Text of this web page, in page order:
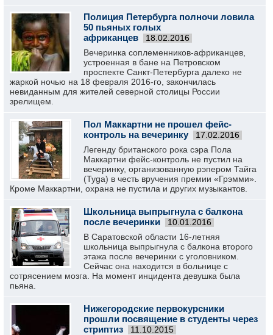
Полиция Петербурга полночи ловила
50 пьяных голых
африканцев
18.02.2016
Вечеринка соплеменников-африканцев,
устроенная в бане на Петровском
проспекте Санкт-Петербурга далеко не
жаркой ночью на 18 февраля 2016-го, закончилась
невиданным для жителей северной столицы России
зрелищем.
Пол Маккартни не прошел фейс-
контроль на вечеринку
17.02.2016
Легенду британского рока сэра Пола
Маккартни фейс-контроль не пустил на
вечеринку, организованную рэпером Тайга
(Tyga) в честь вручения премии «Грэмми».
Кроме Маккартни, охрана не пустила и других музыкантов.
Школьница выпрыгнула с балкона
после вечеринки
10.01.2016
В Саратовской области 16-летняя
школьница выпрыгнула с балкона второго
этажа после вечеринки с уголовником.
Сейчас она находится в больнице с
сотрясением мозга. На момент инцидента девушка была
пьяна.
Нижегородские первокурсники
прошли посвящение в студенты через
стриптиз
11.10.2015